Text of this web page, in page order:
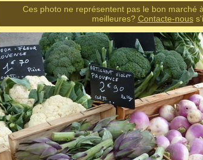
Ces photo ne représentent pas le bon marché
meilleures? Contacte-nous